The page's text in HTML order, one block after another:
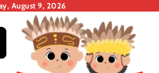
August 9, 2026